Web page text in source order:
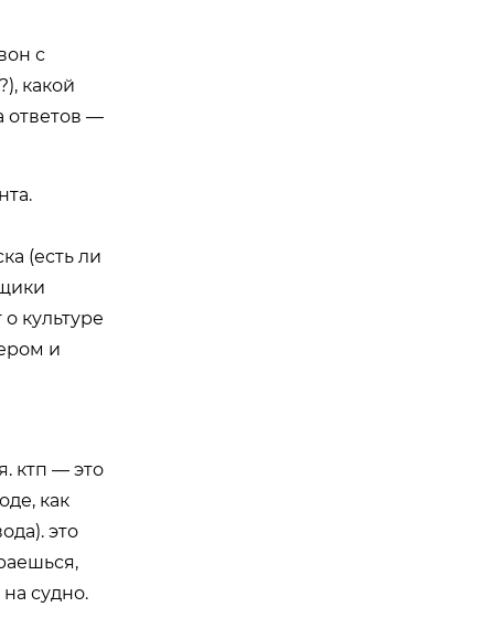
с
какой
ответов —
(есть ли
культуре
и
ктп — это
как
это
судно.